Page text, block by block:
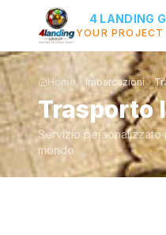
4 LANDING
YOUR
Home Imbarcazioni
Trasporto
Servizio personalizzato
mondo